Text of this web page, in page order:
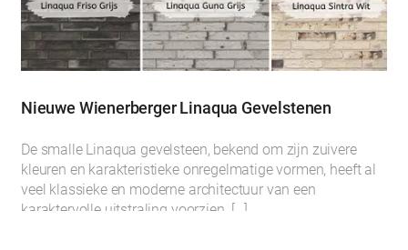
Nieuwe Wienerberger Linaqua Gevelstenen
De smalle Linaqua gevelsteen, bekend om zijn zuivere
kleuren en karakteristieke onregelmatige vormen, heeft al
veel klassieke en moderne architectuur van een
karaktervolle uitstraling voorzien. […]